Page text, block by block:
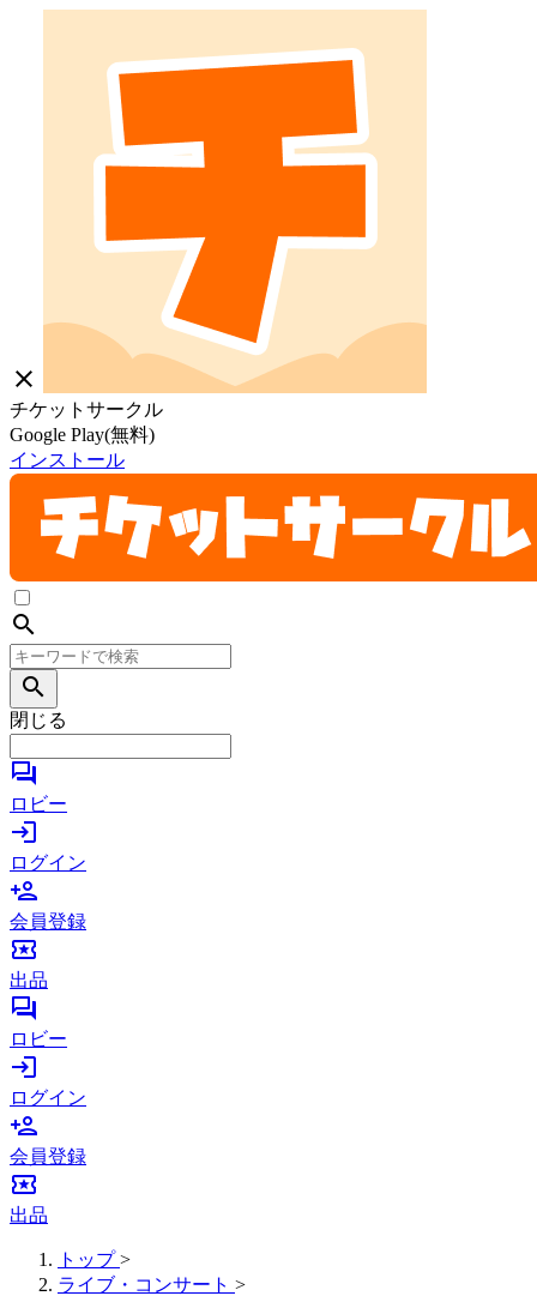
close
チケットサークル
Google Play(無料)
インストール
search
search
閉じる
forum
ロビー
login
ログイン
person_add
会員登録
local_activity
出品
forum
ロビー
login
ログイン
person_add
会員登録
local_activity
出品
トップ >
ライブ・コンサート >